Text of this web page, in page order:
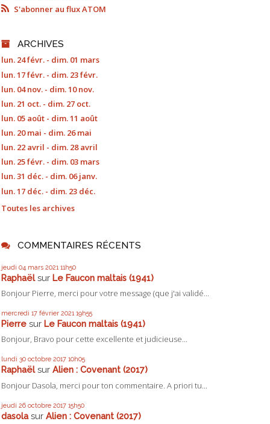
S'abonner au flux ATOM
ARCHIVES
lun. 24 févr. - dim. 01 mars
lun. 17 févr. - dim. 23 févr.
lun. 04 nov. - dim. 10 nov.
lun. 21 oct. - dim. 27 oct.
lun. 05 août - dim. 11 août
lun. 20 mai - dim. 26 mai
lun. 22 avril - dim. 28 avril
lun. 25 févr. - dim. 03 mars
lun. 31 déc. - dim. 06 janv.
lun. 17 déc. - dim. 23 déc.
Toutes les archives
COMMENTAIRES RÉCENTS
jeudi 04 mars 2021 11h50
Raphaëlsur Le Faucon maltais (1941)
Bonjour Pierre, merci pour votre message (que j'ai validé...
mercredi 17 février 2021 19h55
Pierre sur Le Faucon maltais (1941)
Bonjour, Bravo pour cette excellente et judicieuse...
lundi 30 octobre 2017 10h05
Raphaëlsur Alien : Covenant (2017)
Bonjour Dasola, merci pour ton commentaire. A priori tu...
jeudi 26 octobre 2017 15h50
dasolasur Alien : Covenant (2017)